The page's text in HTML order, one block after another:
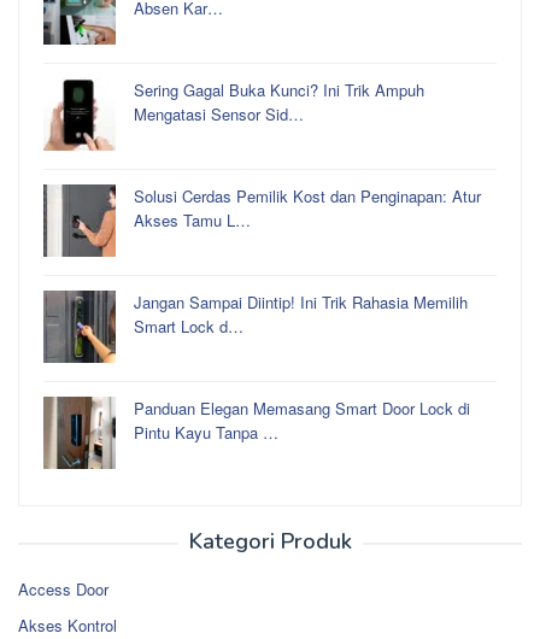
Absen Kar…
Sering Gagal Buka Kunci? Ini Trik Ampuh
Mengatasi Sensor Sid…
Solusi Cerdas Pemilik Kost dan Penginapan: Atur
Akses Tamu L…
Jangan Sampai Diintip! Ini Trik Rahasia Memilih
Smart Lock d…
Panduan Elegan Memasang Smart Door Lock di
Pintu Kayu Tanpa …
Kategori Produk
Access Door
Akses Kontrol